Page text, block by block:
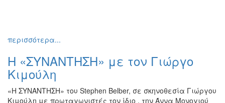
Άλλες
περισσότερα...
Η «ΣΥΝΑΝΤΗΣΗ» με τον Γιώργο
Κιμούλη
«Η ΣΥΝΑΝΤΗΣΗ» του Stephen Belber, σε σκηνοθεσία Γιώργου
Κιμούλη με πρωταγωνιστές τον ίδιο , την Άννα Μονογιού